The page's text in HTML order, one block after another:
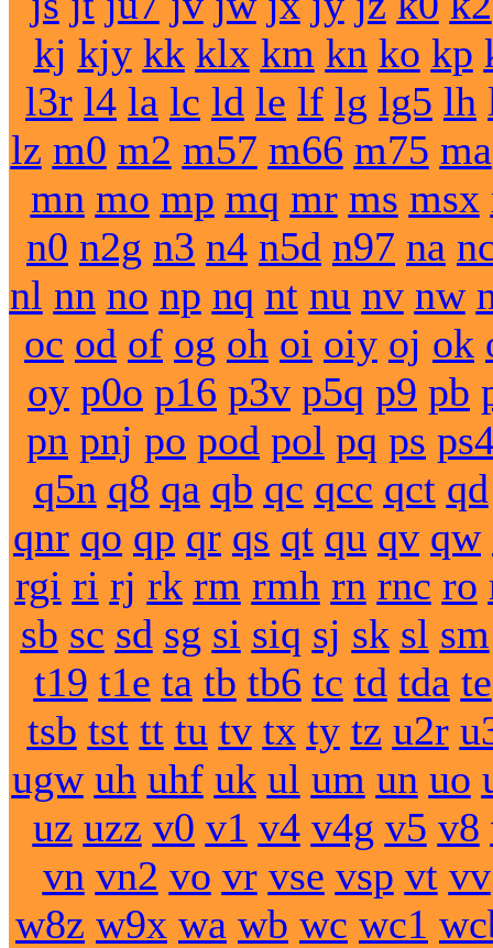
kj kjy kk klx km kn ko kp
l3r l4 la lc ld le lf lg lg5 lh
lz m0 m2 m57 m66 m75 ma
mn mo mp mq mr ms msx
n0 n2g n3 n4 n5d n97 na
nl nn no np nq nt nu nv nw
oc od of og oh oi oiy oj ok
oy p0o p16 p3v p5q p9 pb
pn pnj po pod pol pq ps
q5n q8 qa qb qc qcc qct qd
qnr qo qp qr qs qt qu qv qw
rgi ri rj rk rm rmh rn rnc ro
sb sc sd sg si siq sj sk sl sm
t19 t1e ta tb tb6 tc td tda te
tsb tst tt tu tv tx ty tz u2r
ugw uh uhf uk ul um un uo
uz uzz v0 v1 v4 v4g v5 v8
vn vn2 vo vr vse vsp vt vv
w8z w9x wa wb wc wc1